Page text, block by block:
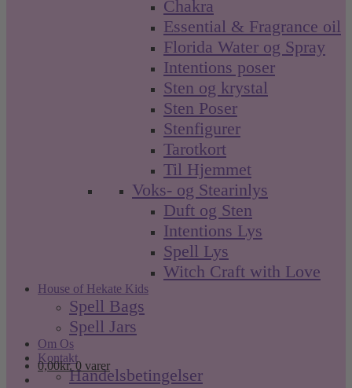
Chakra
Essential & Fragrance oil
Florida Water og Spray
Intentions poser
Sten og krystal
Sten Poser
Stenfigurer
Tarotkort
Til Hjemmet
Voks- og Stearinlys
Duft og Sten
Intentions Lys
Spell Lys
Witch Craft with Love
House of Hekate Kids
Spell Bags
Spell Jars
Om Os
Kontakt
Handelsbetingelser
0,00kr. 0 varer